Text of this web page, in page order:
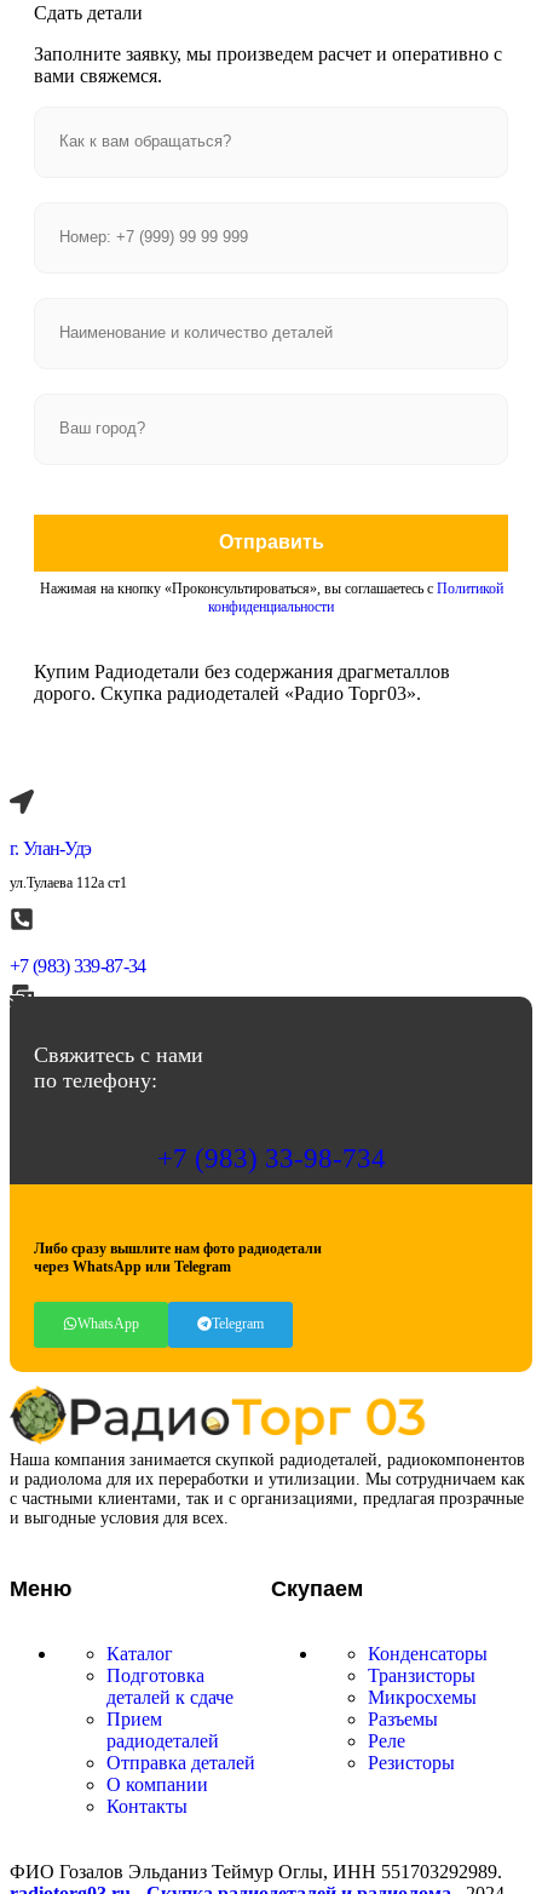
Сдать детали
Заполните заявку, мы произведем расчет и оперативно с
вами свяжемся.
Отправить
Нажимая на кнопку «Проконсультироваться», вы соглашаетесь с Политикой
конфиденциальности
Купим Радиодетали без содержания драгметаллов
дорого. Скупка радиодеталей «Радио Торг03».
г. Улан-Удэ
ул.Тулаева 112а ст1
+7 (983) 339-87-34
Свяжитесь с нами
по телефону:
+7 (983) 33-98-734
Либо сразу вышлите нам фото радиодетали
через WhatsApp или Telegram
WhatsApp Telegram
Наша компания занимается скупкой радиодеталей, радиокомпонентов
и радиолома для их переработки и утилизации. Мы сотрудничаем как
с частными клиентами, так и с организациями, предлагая прозрачные
и выгодные условия для всех.
Меню
Каталог
Подготовка
деталей к сдаче
Прием
радиодеталей
Отправка деталей
О компании
Контакты
Скупаем
Конденсаторы
Транзисторы
Микросхемы
Разъемы
Реле
Резисторы
ФИО Гозалов Эльданиз Теймур Оглы, ИНН 551703292989.